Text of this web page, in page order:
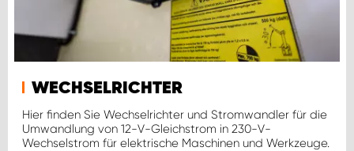
WECHSELRICHTER
Hier finden Sie Wechselrichter und Stromwandler für die
Umwandlung von 12-V-Gleichstrom in 230-V-
Wechselstrom für elektrische Maschinen und Werkzeuge.